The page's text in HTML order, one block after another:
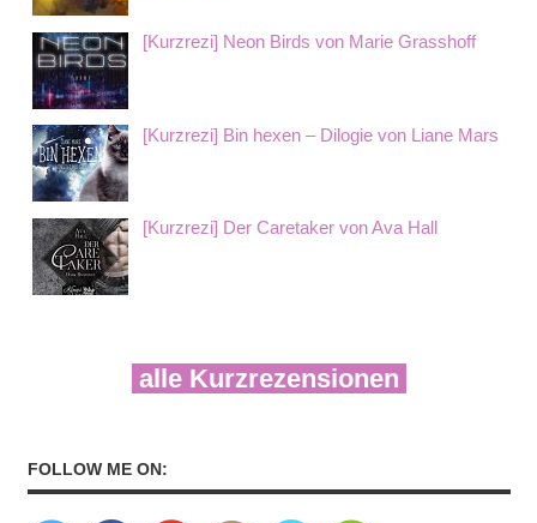
[Kurzrezi] Neon Birds von Marie Grasshoff
[Kurzrezi] Bin hexen – Dilogie von Liane Mars
[Kurzrezi] Der Caretaker von Ava Hall
alle Kurzrezensionen
FOLLOW ME ON: